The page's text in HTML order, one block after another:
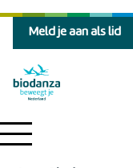
Meld je aan als lid